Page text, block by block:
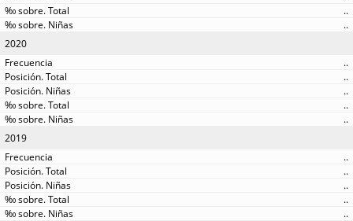
..
..
2020
..
..
..
..
..
2019
..
..
..
..
..